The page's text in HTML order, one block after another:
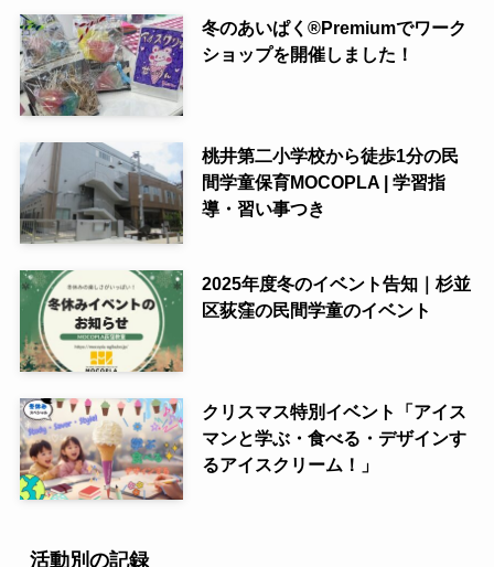
冬のあいぱく®Premiumでワーク
ショップを開催しました！
桃井第二小学校から徒歩1分の民
間学童保育MOCOPLA | 学習指
導・習い事つき
2025年度冬のイベント告知｜杉並
区荻窪の民間学童のイベント
クリスマス特別イベント「アイス
マンと学ぶ・食べる・デザインす
るアイスクリーム！」
活動別の記録